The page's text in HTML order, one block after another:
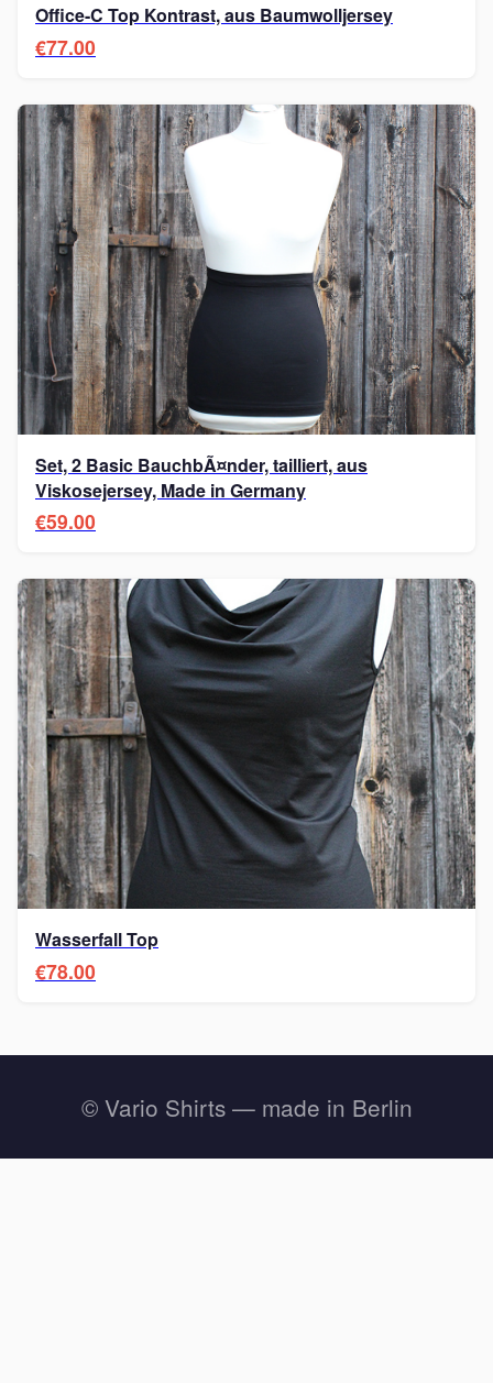
Office-C Top Kontrast, aus Baumwolljersey
€77.00
Set, 2 Basic BauchbÃ¤nder, tailliert, aus
Viskosejersey, Made in Germany
€59.00
Wasserfall Top
€78.00
© Vario Shirts — made in Berlin